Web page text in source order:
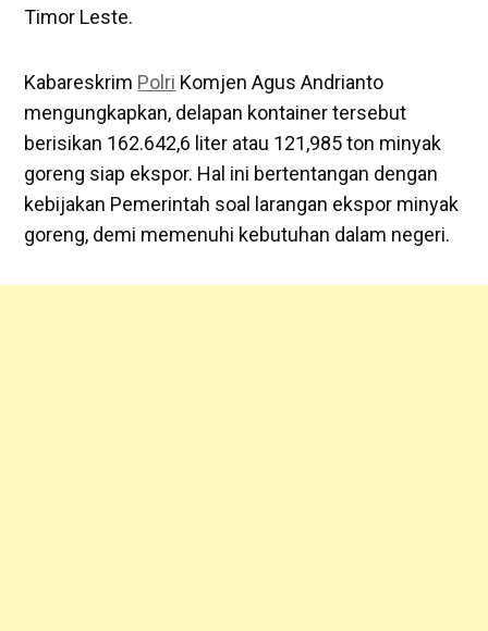
Timor Leste.
Kabareskrim Polri Komjen Agus Andrianto
mengungkapkan, delapan kontainer tersebut
berisikan 162.642,6 liter atau 121,985 ton minyak
goreng siap ekspor. Hal ini bertentangan dengan
kebijakan Pemerintah soal larangan ekspor minyak
goreng, demi memenuhi kebutuhan dalam negeri.